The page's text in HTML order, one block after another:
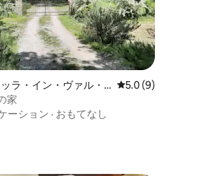
4.85つ星の平均評価
ラ・イン・ヴァル・
ーナの一軒家
レビュー9件、5つ
5.0 (9)
家
ーション · おもてなし